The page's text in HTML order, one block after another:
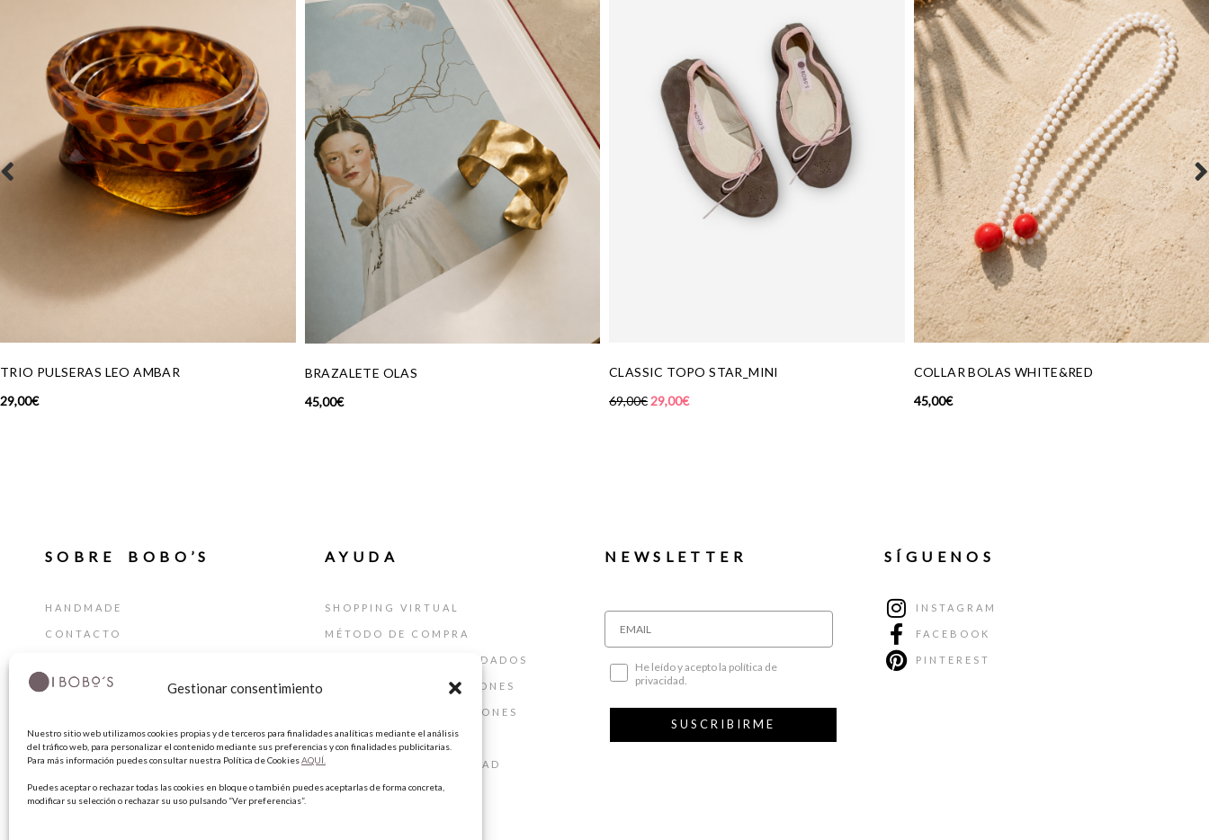
Gestionar consentimiento
Nuestro sitio web utilizamos cookies propias y de terceros para finalidades analíticas mediante el análisis
del tráfico web, para personalizar el contenido mediante sus preferencias y con finalidades publicitarias.
Para más información puedes consultar nuestra Política de CookiesAQUÍ.
Puedes aceptar o rechazar todas las cookies en bloque o también puedes aceptarlas de forma concreta,
modificar su selección o rechazar su uso pulsando “Ver preferencias”.
AMBAR
CLASSIC TOPO STAR_MINI
COLLAR BOLAS WHITE&RED
SOBRE BOBO’S
HANDMADE
CONTACTO
TARJETA REGALO
AYUDA
SHOPPING VIRTUAL
MÉTODO DE COMPRA
GUÍA DE TALLAS Y CUIDADOS
CAMBIOS Y DEVOLUCIONES
TÉRMINIOS Y CONDICIONES
AVISO LEGAL
POLÍTICA DE PRIVACIDAD
POLÍTICA DE COOKIES
NEWSLETTER
He leído y acepto la política de
privacidad.
SUSCRIBIRME
SÍGUENOS
INSTAGRAM
FACEBOOK
PINTEREST